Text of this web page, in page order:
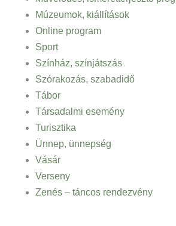
Múzeumok, kiállítások
Online program
Sport
Színház, színjátszás
Szórakozás, szabadidő
Tábor
Társadalmi esemény
Turisztika
Ünnep, ünnepség
Vásár
Verseny
Zenés – táncos rendezvény